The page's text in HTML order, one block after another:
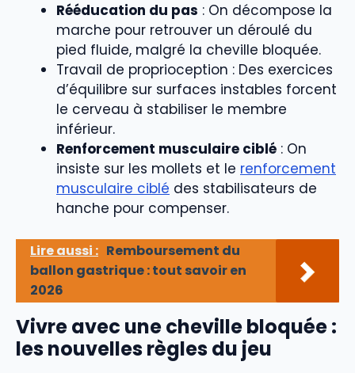
Rééducation du pas : On décompose la
marche pour retrouver un déroulé du
pied fluide, malgré la cheville bloquée.
Travail de proprioception : Des exercices
d’équilibre sur surfaces instables forcent
le cerveau à stabiliser le membre
inférieur.
Renforcement musculaire ciblé : On
insiste sur les mollets et le renforcement
musculaire ciblé des stabilisateurs de
hanche pour compenser.
Lire aussi : Remboursement du
ballon gastrique : tout savoir en
2026
Vivre avec une cheville bloquée :
les nouvelles règles du jeu